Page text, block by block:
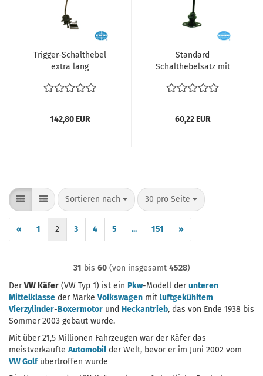
Trigger-Schalthebel
extra lang
Typ1 Motor VW Käfer
181 vergl. 00-4449-8
142,80 EUR
Standard
Schalthebelsatz mit
Gewinde und
VW Käfer VW Type 3
VW Karmann Ghia VW
60,22 EUR
Sortieren nach
Sortieren nach 30 pro Seite
pro Seite
« 1 2 3 4 5 ... 151 »
31 bis 60(von insgesamt 4528)
DerVW Käfer (VW Typ 1) ist ein Pkw-Modell derunteren
Mittelklasse der Marke Volkswagen mit luftgekühltem
Vierzylinder-Boxermotor und Heckantrieb, das von Ende 1938 bis
Sommer 2003 gebaut wurde.
Mit über 21,5 Millionen Fahrzeugen war der Käfer das
meistverkaufte Automobil der Welt, bevor er im Juni 2002 vom
VW Golfübertroffen wurde